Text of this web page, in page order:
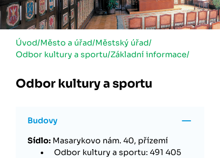
Úvod/Město a úřad/Městský úřad/
Odbor kultury a sportu/Základní informace/
Odbor kultury a sportu
Budovy
Sídlo: Masarykovo nám. 40, přízemí
Odbor kultury a sportu: 491 405